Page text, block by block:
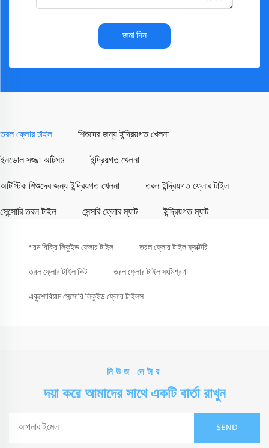
জমা দিন
তরল ফ্লোর টাইল শিশুদের জন্য ইন্দ্রিয়গত খেলনা
ইনডোল সজ্জা অটিসম ইন্দ্রিয়গত খেলনা
অটিস্টিক শিশুদের জন্য ইন্দ্রিয়গত খেলনা তরল ইন্দ্রিয়গত ফ্লোর টাইল
সেন্সোরি তরল টাইল সেন্সরি ফ্লোর ম্যাট ইন্দ্রিয়গত ম্যাট
গরম বিক্রি লিকুইড ফ্লোর টাইল
তরল ফ্লোর টাইল ফ্যাক্টরি
তরল ফ্লোর টাইল কিট
তরল ফ্লোর টাইল সংমিশ্রণ
একুশোরিয়াম সেন্সোরি লিকুইড ফ্লোর টাইলস
নিউজ লেটার
দয়া করে আমাদের সাথে একটি বার্তা রাখুন